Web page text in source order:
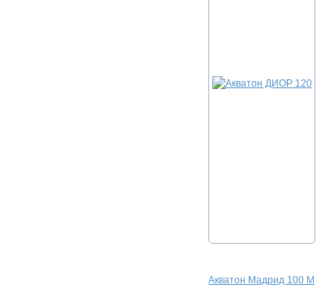
Акватон Мадрид 100 М